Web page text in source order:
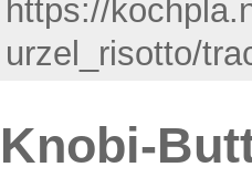
https://
urzel_risotto/
Knobi-